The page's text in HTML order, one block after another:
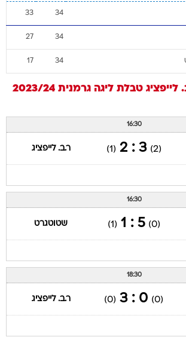
34
33
34
27
34
17
לייפציג טבלת ליגה גרמנית 2023/24
16:30
(2)
3 : 2
(1) ר.ב. לייפציג
16:30
(0)
5 : 1
(1) שטוטגרט
18:30
(0)
0 : 3
(0) ר.ב. לייפציג